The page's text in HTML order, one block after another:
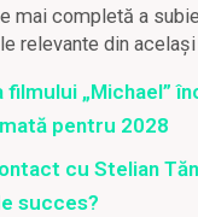
mai completă a
relevante din
filmului „Michael”
pentru 2028
cu Stelian
succes?